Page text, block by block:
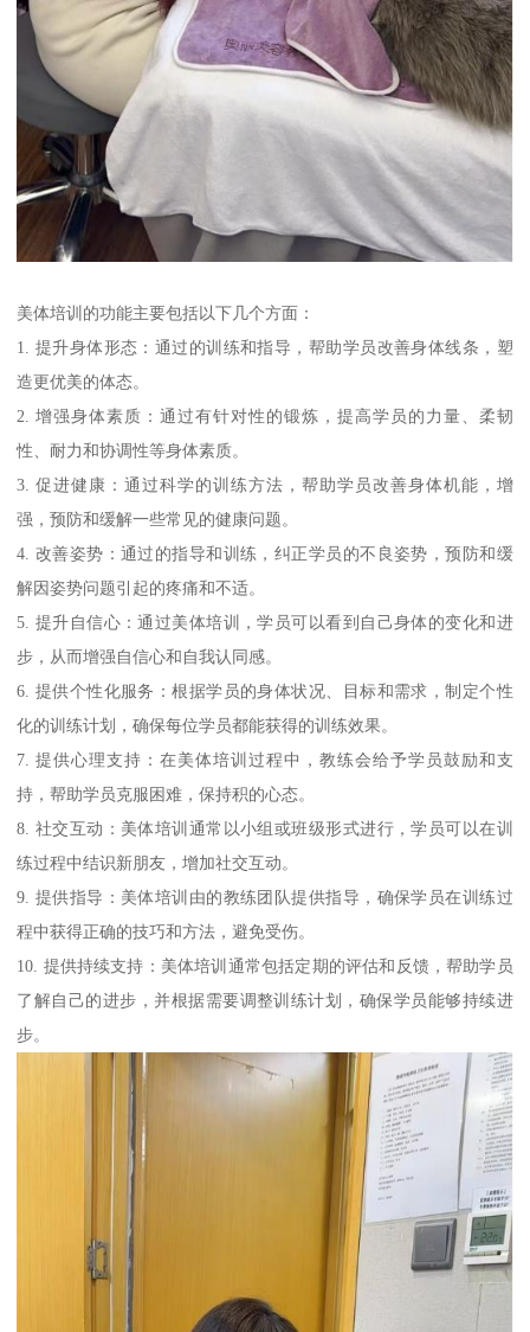
美体培训的功能主要包括以下几个方面：
1. 提升身体形态：通过的训练和指导，帮助学员改善身体线条，塑
造更优美的体态。
2. 增强身体素质：通过有针对性的锻炼，提高学员的力量、柔韧
性、耐力和协调性等身体素质。
3. 促进健康：通过科学的训练方法，帮助学员改善身体机能，增
强，预防和缓解一些常见的健康问题。
4. 改善姿势：通过的指导和训练，纠正学员的不良姿势，预防和缓
解因姿势问题引起的疼痛和不适。
5. 提升自信心：通过美体培训，学员可以看到自己身体的变化和进
步，从而增强自信心和自我认同感。
6. 提供个性化服务：根据学员的身体状况、目标和需求，制定个性
化的训练计划，确保每位学员都能获得的训练效果。
7. 提供心理支持：在美体培训过程中，教练会给予学员鼓励和支
持，帮助学员克服困难，保持积的心态。
8. 社交互动：美体培训通常以小组或班级形式进行，学员可以在训
练过程中结识新朋友，增加社交互动。
9. 提供指导：美体培训由的教练团队提供指导，确保学员在训练过
程中获得正确的技巧和方法，避免受伤。
10. 提供持续支持：美体培训通常包括定期的评估和反馈，帮助学员
了解自己的进步，并根据需要调整训练计划，确保学员能够持续进
步。